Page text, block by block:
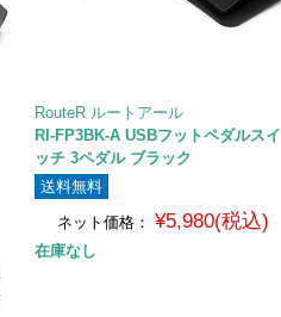
RouteR ルートアール
RI-FP3BK-A USBフットペダルスイ
ッチ 3ペダル ブラック
送料無料
ネット価格： ¥5,980(税込)
在庫なし